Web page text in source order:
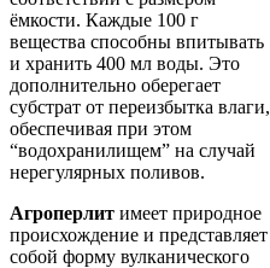
ёмкости. Каждые 100 г
вещества способны впитывать
и хранить 400 мл воды. Это
дополнительно оберегает
субстрат от переизбытка влаги,
обеспечивая при этом
“водохранилищем” на случай
нерегулярных поливов.
Агроперлит имеет природное
происхождение и представляет
собой форму вулканического